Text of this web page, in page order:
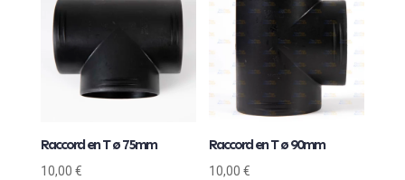
Raccord en T ø 75mm
10,00 €
Raccord en T ø 90mm
10,00€